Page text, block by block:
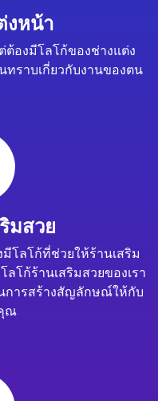
งหน้า
ต้องมีโลโก้ของช่างแต่ง
ทราบเกี่ยวกับงานของตน
มสวย
โลโก้ที่ช่วยให้ร้านเสริม
โก้ร้านเสริมสวยของเรา
การสร้างสัญลักษณ์ให้กับ
ณ